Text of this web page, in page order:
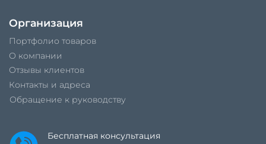
Организация
Портфолио товаров
О компании
Отзывы клиентов
Контакты и адреса
Обращение к руководству
Бесплатная консультация